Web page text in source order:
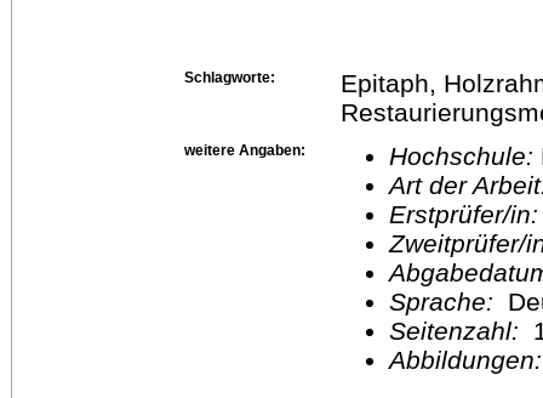
Schlagworte:
Epitaph,
weitere Angaben: Hochschule:
Art der
Erstprüfer/
Sprache:
Seitenzahl: